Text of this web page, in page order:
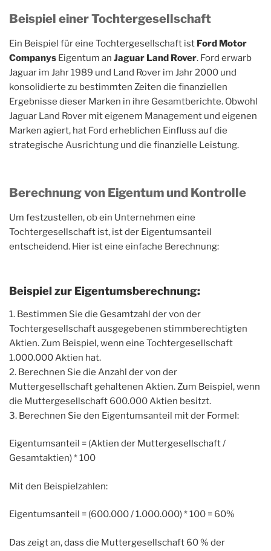
Beispiel einer Tochtergesellschaft
Ein Beispiel für eine Tochtergesellschaft ist Ford Motor
Companys Eigentum an Jaguar Land Rover. Ford erwarb
Jaguar im Jahr 1989 und Land Rover im Jahr 2000 und
konsolidierte zu bestimmten Zeiten die finanziellen
Ergebnisse dieser Marken in ihre Gesamtberichte. Obwohl
Jaguar Land Rover mit eigenem Management und eigenen
Marken agiert, hat Ford erheblichen Einfluss auf die
strategische Ausrichtung und die finanzielle Leistung.
Berechnung von Eigentum und Kontrolle
Um festzustellen, ob ein Unternehmen eine
Tochtergesellschaft ist, ist der Eigentumsanteil
entscheidend. Hier ist eine einfache Berechnung:
Beispiel zur Eigentumsberechnung:
1. Bestimmen Sie die Gesamtzahl der von der
Tochtergesellschaft ausgegebenen stimmberechtigten
Aktien. Zum Beispiel, wenn eine Tochtergesellschaft
1.000.000 Aktien hat.
2. Berechnen Sie die Anzahl der von der
Muttergesellschaft gehaltenen Aktien. Zum Beispiel, wenn
die Muttergesellschaft 600.000 Aktien besitzt.
3. Berechnen Sie den Eigentumsanteil mit der Formel:
Eigentumsanteil = (Aktien der Muttergesellschaft /
Gesamtaktien) * 100
Mit den Beispielzahlen:
Eigentumsanteil = (600.000 / 1.000.000) * 100 = 60%
Das zeigt an, dass die Muttergesellschaft 60 % der